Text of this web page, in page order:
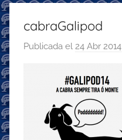
del
podcasting
recomendaciones
podcastfera
cabraGalipod
Publicada el 24 Abr 2014